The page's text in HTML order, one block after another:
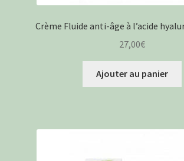
Crème Fluide anti-âge à l’acide
27,00€
Ajouter au panier